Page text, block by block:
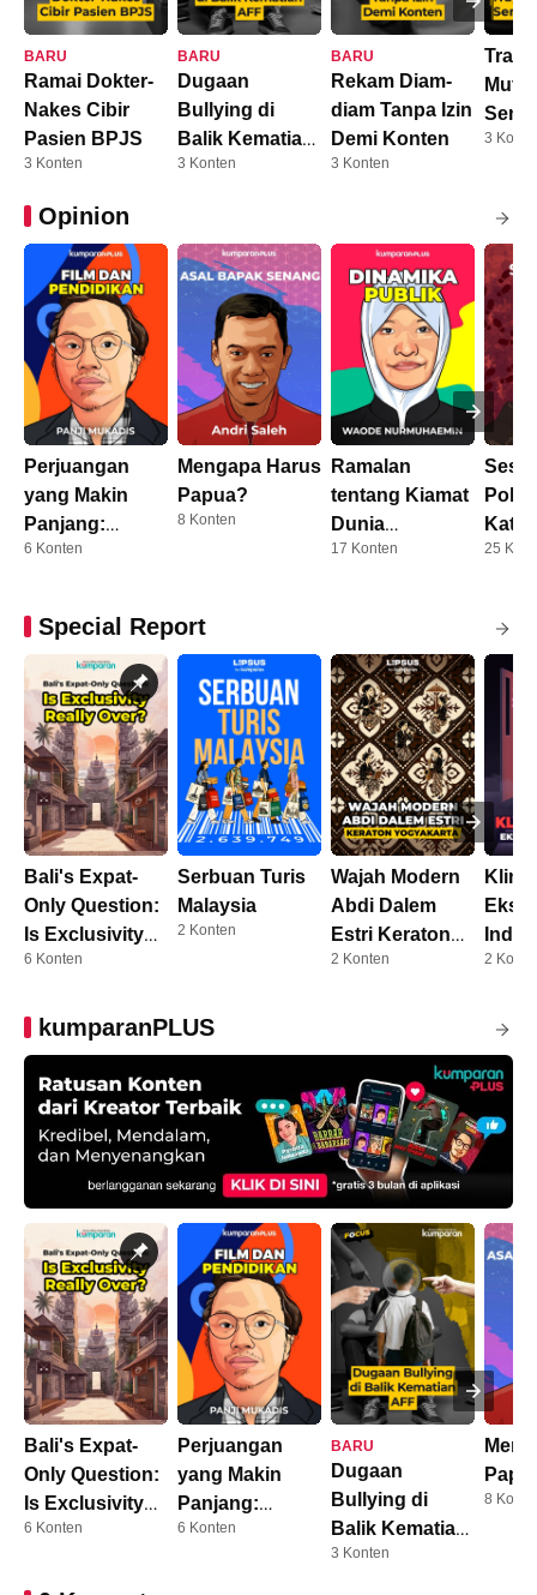
BARU
Ramai Dokter-
Nakes Cibir
Pasien BPJS
3 Konten
BARU
Dugaan
Bullying di
Balik Kematian
AFF
3 Konten
BARU
Rekam Diam-
diam Tanpa Izin
Demi Konten
3 Konten
3
Opinion
Perjuangan
yang Makin
Panjang:
Dosen Kini
6 Konten
Mengapa Harus
Papua?
8 Konten
Ramalan
tentang Kiamat
Dunia
Pendidikan
17 Konten 25
Special Report
Bali's Expat-
Only Question:
Is Exclusivity
Really Over?
6 Konten
Serbuan Turis
Malaysia
2 Konten
Wajah Modern
Abdi Dalem
Estri Keraton
Yogyakarta
2 Konten
Eks
2
kumparanPLUS
Bali's Expat-
Only Question:
Is Exclusivity
Really Over?
6 Konten
Perjuangan
yang Makin
Panjang:
Dosen Kini
6 Konten
BARU
Dugaan
Bullying di
Balik Kematian
AFF
3 Konten
8